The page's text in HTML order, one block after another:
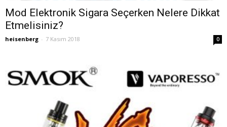
Mod Elektronik Sigara Seçerken Nelere Dikkat
Etmelisiniz?
heisenberg - 7 Kasım 2018 0